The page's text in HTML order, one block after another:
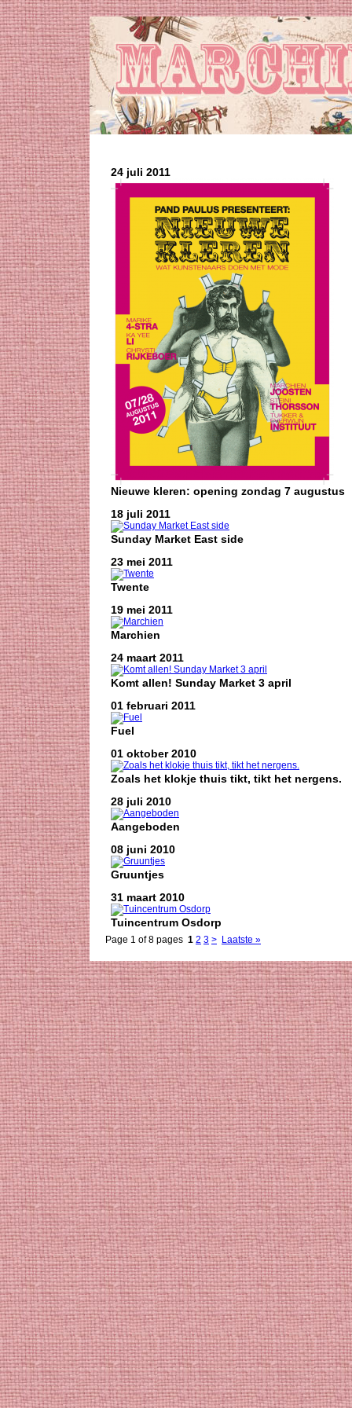
24 juli 2011
Nieuwe kleren: opening zondag 7 augustus
18 juli 2011
Sunday Market East side
23 mei 2011
Twente
19 mei 2011
Marchien
24 maart 2011
Komt allen! Sunday Market 3 april
01 februari 2011
Fuel
01 oktober 2010
Zoals het klokje thuis tikt, tikt het nergens.
28 juli 2010
Aangeboden
08 juni 2010
Gruuntjes
31 maart 2010
Tuincentrum Osdorp
Page 1 of 8 pages 1 2 3 > Laatste »